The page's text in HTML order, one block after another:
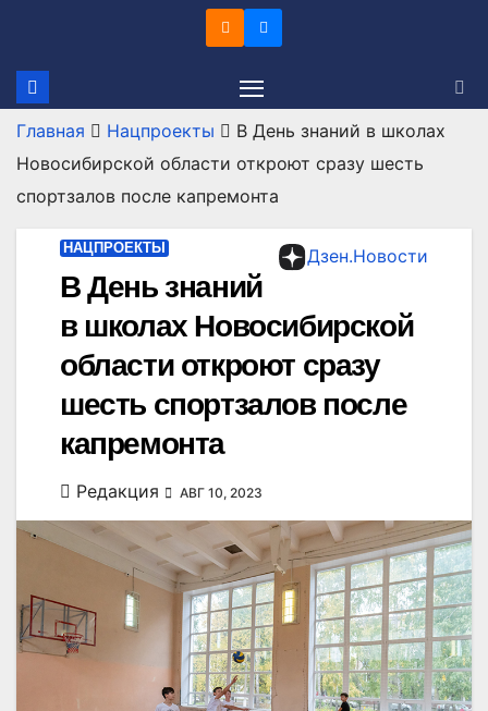
содержимому
Главная Нацпроекты
В День знаний в школах
Новосибирской области откроют сразу шесть
спортзалов после капремонта
Дзен.Новости
НАЦПРОЕКТЫ
В День знаний
в школах Новосибирской
области откроют сразу
шесть спортзалов после
капремонта
Редакция АВГ 10, 2023